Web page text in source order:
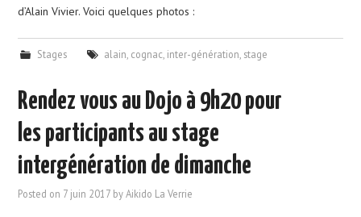
d’Alain Vivier. Voici quelques photos :
Stages alain, cognac, inter-génération, stage
Rendez vous au Dojo à 9h20 pour
les participants au stage
intergénération de dimanche
Posted on 7 juin 2017 byAikido La Verrie